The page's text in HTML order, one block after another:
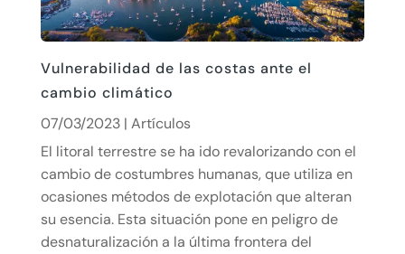
Vulnerabilidad de las costas ante el
cambio climático
07/03/2023| Artículos
El litoral terrestre se ha ido revalorizando con el
cambio de costumbres humanas, que utiliza en
ocasiones métodos de explotación que alteran
su esencia. Esta situación pone en peligro de
desnaturalización a la última frontera del